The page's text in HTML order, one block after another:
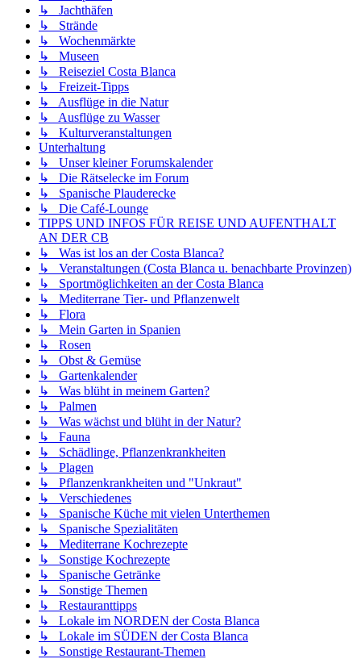
↳ Jachthäfen
↳ Strände
↳ Wochenmärkte
↳ Museen
↳ Reiseziel Costa Blanca
↳ Freizeit-Tipps
↳ Ausflüge in die Natur
↳ Ausflüge zu Wasser
↳ Kulturveranstaltungen
Unterhaltung
↳ Unser kleiner Forumskalender
↳ Die Rätselecke im Forum
↳ Spanische Plauderecke
↳ Die Café-Lounge
TIPPS UND INFOS FÜR REISE UND AUFENTHALT
AN DER CB
↳ Was ist los an der Costa Blanca?
↳ Veranstaltungen (Costa Blanca u. benachbarte Provinzen)
↳ Sportmöglichkeiten an der Costa Blanca
↳ Mediterrane Tier- und Pflanzenwelt
↳ Flora
↳ Mein Garten in Spanien
↳ Rosen
↳ Obst & Gemüse
↳ Gartenkalender
↳ Was blüht in meinem Garten?
↳ Palmen
↳ Was wächst und blüht in der Natur?
↳ Fauna
↳ Schädlinge, Pflanzenkrankheiten
↳ Plagen
↳ Pflanzenkrankheiten und "Unkraut"
↳ Verschiedenes
↳ Spanische Küche mit vielen Unterthemen
↳ Spanische Spezialitäten
↳ Mediterrane Kochrezepte
↳ Sonstige Kochrezepte
↳ Spanische Getränke
↳ Sonstige Themen
↳ Restauranttipps
↳ Lokale im NORDEN der Costa Blanca
↳ Lokale im SÜDEN der Costa Blanca
↳ Sonstige Restaurant-Themen